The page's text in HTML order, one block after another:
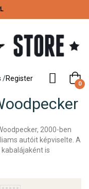
/Register
0
2000-ben
autóit képviselte. A
is